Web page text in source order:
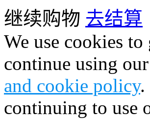
继续购物 去结算
We use cookies
continue using
and cookie policy.
continuing to use